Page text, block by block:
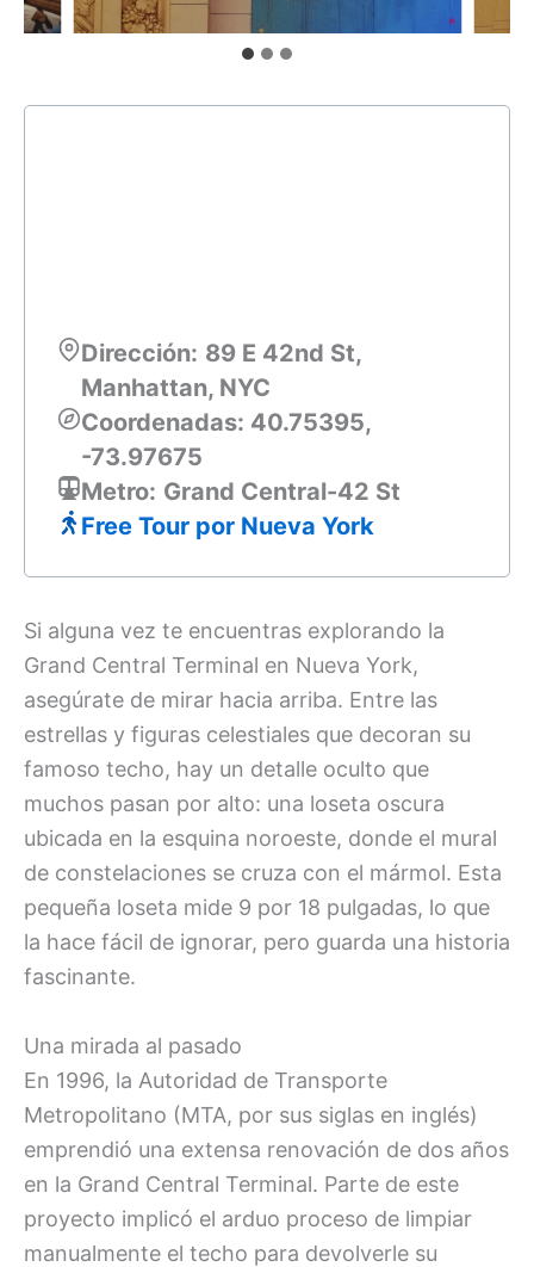
Dirección: 89 E 42nd St,
Manhattan, NYC
Coordenadas: 40.75395,
-73.97675
Metro: Grand Central-42 St
Free Tour por Nueva York
Si alguna vez te encuentras explorando la
Grand Central Terminal en Nueva York,
asegúrate de mirar hacia arriba. Entre las
estrellas y figuras celestiales que decoran su
famoso techo, hay un detalle oculto que
muchos pasan por alto: una loseta oscura
ubicada en la esquina noroeste, donde el mural
de constelaciones se cruza con el mármol. Esta
pequeña loseta mide 9 por 18 pulgadas, lo que
la hace fácil de ignorar, pero guarda una historia
fascinante.
Una mirada al pasado
En 1996, la Autoridad de Transporte
Metropolitano (MTA, por sus siglas en inglés)
emprendió una extensa renovación de dos años
en la Grand Central Terminal. Parte de este
proyecto implicó el arduo proceso de limpiar
manualmente el techo para devolverle su